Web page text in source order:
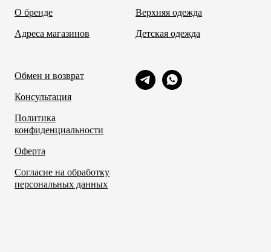
О бренде
Адреса магазинов
Верхняя одежда
Детская одежда
Обмен и возврат
Консультация
Политика
конфиденциальности
Оферта
Согласие на обработку
персональных данных